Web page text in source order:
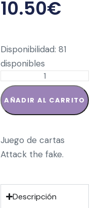
10.50€
Disponibilidad: 81
disponibles
AÑADIR AL CARRITO
Juego de cartas
Attack the fake.
Descripción